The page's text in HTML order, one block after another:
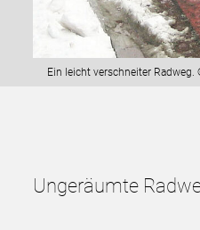
Ein leicht verschneiter Radweg.
Ungeräumte